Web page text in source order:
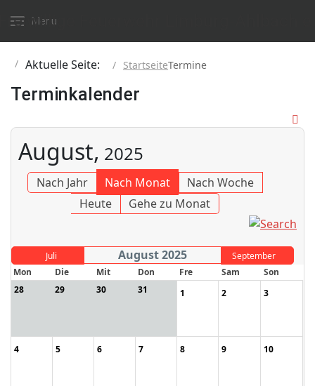
Menu
Aktuelle Seite: StartseiteTermine
Terminkalender
August, 2025
Nach Jahr Nach Monat
Nach Woche
Heute
Gehe zu Monat
Juli August 2025
September
Mon
Die Mit Don Fre Sam
Son
28
29 30 31 1 2 3
4 5 6 7 8 9 10